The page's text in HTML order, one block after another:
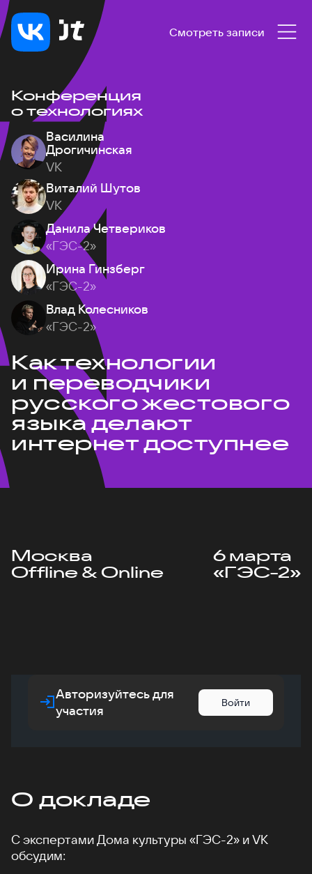
Смотреть записи
Конференция
о технологиях
Василина
Дрогичинская
VK
Виталий Шутов
VK
Данила Четвериков
«ГЭС-2»
Ирина Гинзберг
«ГЭС-2»
Влад Колесников
«ГЭС-2»
Как технологии
и переводчики
русского жестового
языка делают
интернет доступнее
Москва
Offline & Online
6 марта
«ГЭС-2»
Авторизуйтесь для
участия
Войти
О докладе
С экспертами Дома культуры «ГЭС-2» и VK
обсудим: